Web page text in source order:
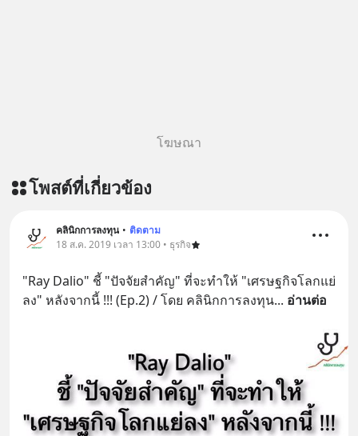
โฆษณา
โพสต์ที่เกี่ยวข้อง
คลินิกการลงทุน • ติดตาม
18 ส.ค. 2019 เวลา 13:00 • ธุรกิจ
"Ray Dalio" ชี้ "ปัจจัยสำคัญ" ที่จะทำให้ "เศรษฐกิจโลกแย่
ลง" หลังจากนี้ !!! (Ep.2) / โดย คลินิกการลงทุน... อ่านต่อ